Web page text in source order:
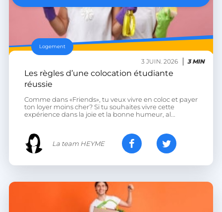
3 JUIN. 2026 3 MIN
Logement
Les règles d’une colocation étudiante
réussie
Comme dans «Friends», tu veux vivre en coloc et payer
ton loyer moins cher? Si tu souhaites vivre cette
expérience dans la joie et la bonne humeur, al...
La team HEYME
.linkedin.com
XSRF-TOKEN .heyme.care
__lc_cst
On Direct Business
.accounts.livechatinc.com
__oauth_redirect_detector